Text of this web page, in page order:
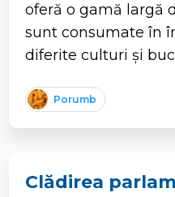
oferă o gamă largă
sunt consumate în
diferite culturi și
Porumb
Clădirea